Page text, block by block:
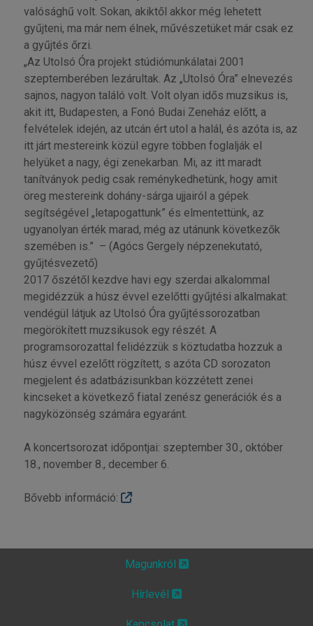
valósághű volt. Sokan, akiktől akkor még lehetett
gyűjteni, ma már nem élnek, művészetüket már csak ez
a gyűjtés őrzi.
„Az Utolsó Óra projekt stúdiómunkálatai 2001
szeptemberében lezárultak. Az „Utolsó Óra” elnevezés
sajnos, nagyon találó volt. Volt olyan idős muzsikus is,
akit itt, Budapesten, a Fonó Budai Zeneház előtt, a
felvételek idején, az utcán ért utol a halál, és azóta is, az
itt járt mestereink közül egyre többen foglalják el
helyüket a nagy, égi zenekarban. Mi, az itt maradt
tanítványok pedig csak reménykedhetünk, hogy amit
öreg mestereink dohány-sárga ujjairól a gépek
segítségével „letapogattunk” és elmentettünk, az
ugyanolyan érték marad, még az utánunk következők
szemében is.” – (Agócs Gergely népzenekutató,
gyűjtésvezető)
2017 őszétől kezdve havi egy szerdai alkalommal
megidézzük a húsz évvel ezelőtti gyűjtési alkalmakat:
vendégül látjuk az Utolsó Óra gyűjtéssorozatban
megörökített muzsikusok egy részét. A
programsorozattal felidézzük s köztudatba hozzuk a
húsz évvel ezelőtt rögzített, s azóta CD sorozaton
megjelent és adatbázisunkban közzétett zenei
kincseket a következő fiatal zenész generációk és a
nagyközönség számára egyaránt.
A koncertsorozat időpontjai: szeptember 30., október
18., november 8., december 6.
Bővebb információ:
Magunkról
Hírlevél